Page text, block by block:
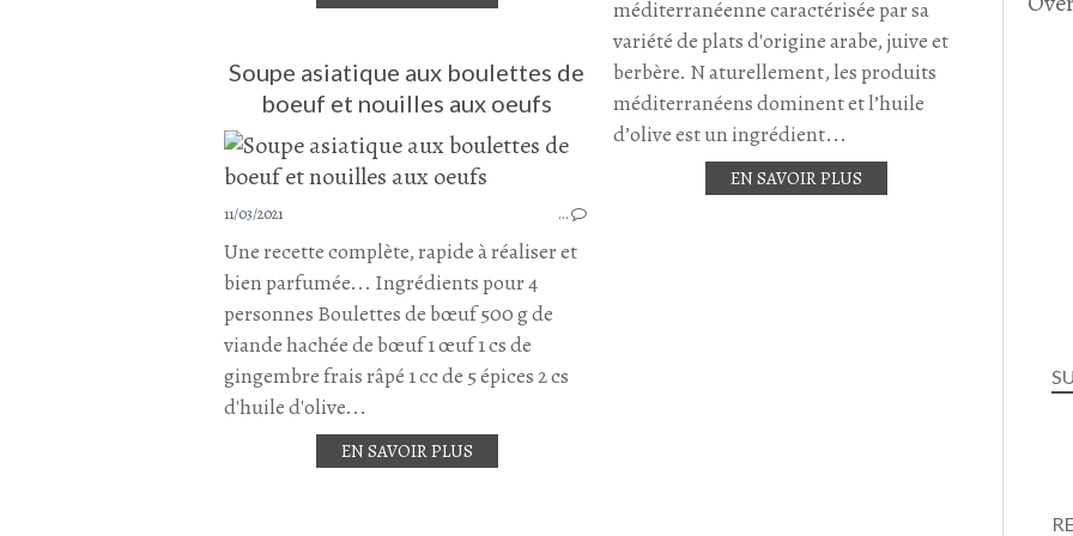
méditerranéenne caractérisée par sa
variété de plats d'origine arabe, juive et
berbère. N aturellement, les produits
méditerranéens dominent et l’huile
d’olive est un ingrédient...
EN SAVOIR PLUS
Soupe asiatique aux boulettes de
boeuf et nouilles aux oeufs
RECETTE ASIATIQUE
PLAT ASIATIQUE
11/03/2021 …
Une recette complète, rapide à réaliser et
bien parfumée... Ingrédients pour 4
personnes Boulettes de bœuf 500 g de
viande hachée de bœuf 1 œuf 1 cs de
gingembre frais râpé 1 cc de 5 épices 2 cs
d'huile d'olive...
EN SAVOIR PLUS